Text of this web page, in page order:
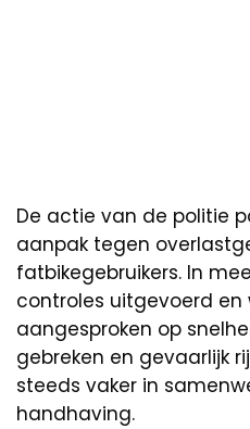
De actie van de politie
aanpak tegen
fatbikegebruikers. In
controles uitgevoerd en
aangesproken op
gebreken en gevaarlijk
steeds vaker in
handhaving.